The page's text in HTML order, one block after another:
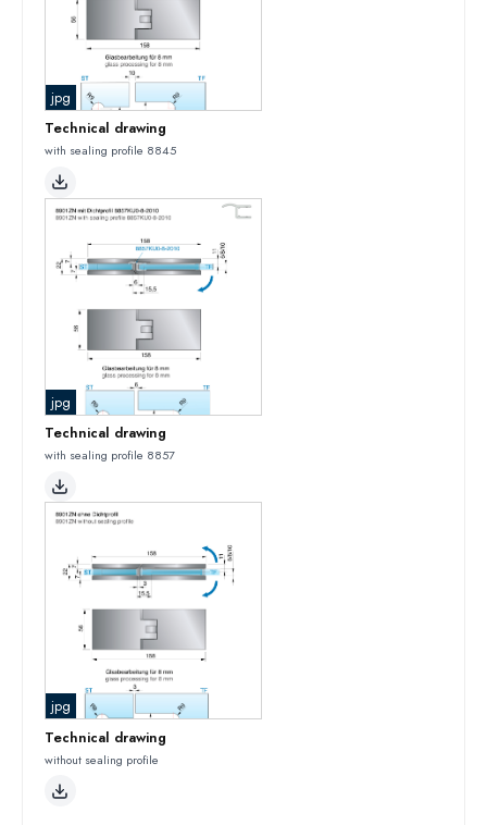
jpg
Technical drawing
with sealing profile 8845
jpg
Technical drawing
with sealing profile 8857
jpg
Technical drawing
without sealing profile